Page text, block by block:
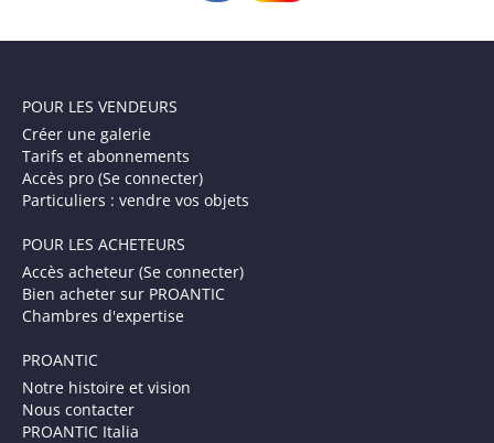
POUR LES VENDEURS
Créer une galerie
Tarifs et abonnements
Accès pro (Se connecter)
Particuliers : vendre vos objets
POUR LES ACHETEURS
Accès acheteur (Se connecter)
Bien acheter sur PROANTIC
Chambres d'expertise
PROANTIC
Notre histoire et vision
Nous contacter
PROANTIC Italia